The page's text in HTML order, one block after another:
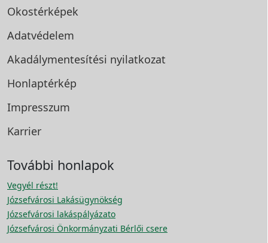
Okostérképek
Adatvédelem
Akadálymentesítési nyilatkozat
Honlaptérkép
Impresszum
Karrier
További honlapok
Vegyél részt!
Józsefvárosi Lakásügynökség
Józsefvárosi lakáspályázato
Józsefvárosi Önkormányzati Bérlői csere